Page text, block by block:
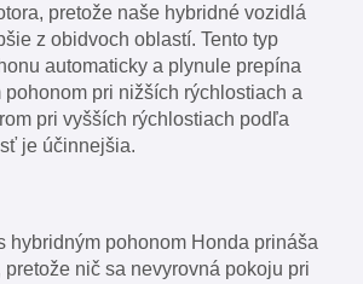
pretože naše hybridné vozidlá
z obidvoch oblastí. Tento typ
automaticky a plynule prepína
pohonom pri nižších rýchlostiach a
pri vyšších rýchlostiach podľa
je účinnejšia.
hybridným pohonom Honda prináša
nič sa nevyrovná pokoju pri